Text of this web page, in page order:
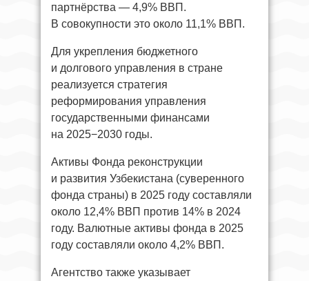
партнёрства — 4,9% ВВП.
В совокупности это около 11,1% ВВП.
Для укрепления бюджетного
и долгового управления в стране
реализуется стратегия
реформирования управления
государственными финансами
на 2025−2030 годы.
Активы Фонда реконструкции
и развития Узбекистана (суверенного
фонда страны) в 2025 году составляли
около 12,4% ВВП против 14% в 2024
году. Валютные активы фонда в 2025
году составляли около 4,2% ВВП.
Агентство также указывает